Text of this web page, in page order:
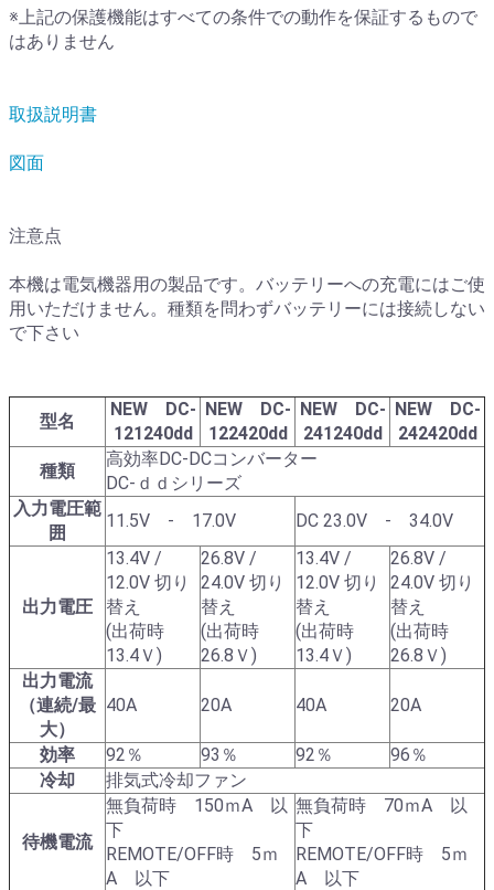
※上記の保護機能はすべての条件での動作を保証するもので
はありません
取扱説明書
図面
注意点
本機は電気機器用の製品です。バッテリーへの充電にはご使
用いただけません。種類を問わずバッテリーには接続しない
で下さい
型名
NEWDC-
121240dd
NEWDC-
122420dd
NEWDC-
241240dd
NEWDC-
242420dd
種類
高効率DC-DCコンバーター
DC-ｄｄシリーズ
入力電圧範
囲
11.5V - 17.0V DC 23.0V - 34.0V
出力電圧
13.4V /
12.0V 切り
替え
(出荷時
13.4Ｖ)
26.8V /
24.0V 切り
替え
(出荷時
26.8Ｖ)
13.4V /
12.0V 切り
替え
(出荷時
13.4Ｖ)
26.8V /
24.0V 切り
替え
(出荷時
26.8Ｖ)
出力電流
（連続/最
大）
40A 20A 40A 20A
効率 92％ 93％ 92％
96％
冷却
排気式冷却ファン
待機電流
無負荷時 150ｍA 以
下
REMOTE/OFF時 5ｍ
A 以下
無負荷時 70ｍA 以
下
REMOTE/OFF時 5ｍ
A 以下